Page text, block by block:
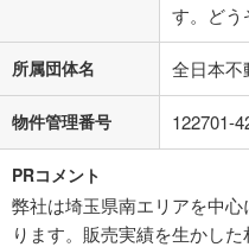
す。どう
所属団体名 全日本不
物件管理番号 122701-
PRコメント
弊社は埼玉県南エリアを中
ります。販売実績を生かし